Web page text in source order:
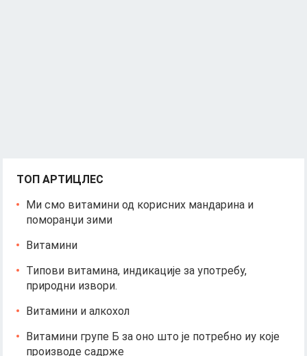
ТОП АРТИЦЛЕС
Ми смо витамини од корисних мандарина и
поморанџи зими
Витамини
Типови витамина, индикације за употребу,
природни извори.
Витамини и алкохол
Витамини групе Б за оно што је потребно иу које
производе садрже